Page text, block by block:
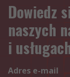
Dowiedz
naszych
i
Adres e-mail